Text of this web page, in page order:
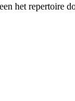
het repertoire